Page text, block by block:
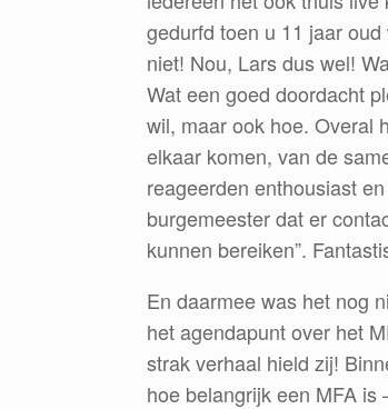
gedurfd toen u 11 jaar
niet! Nou, Lars dus wel!
Wat een goed doordacht
wil, maar ook hoe. Overal
elkaar komen, van de
reageerden enthousiast
burgemeester dat er
kunnen bereiken”.
En daarmee was het nog
het agendapunt over het
strak verhaal hield zij!
hoe belangrijk een MFA